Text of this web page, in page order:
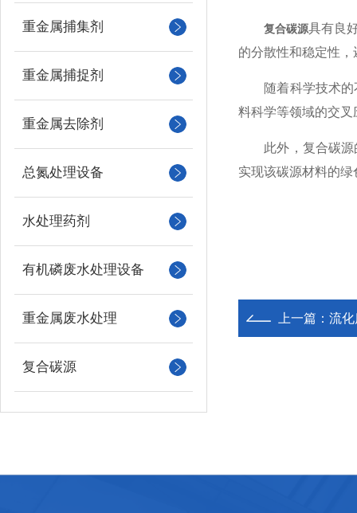
重金属捕集剂
重金属捕捉剂
重金属去除剂
总氮处理设备
水处理药剂
有机磷废水处理设备
重金属废水处理
复合碳源
复合碳源具有良
的分散性和稳定性
随着科学技术的不
料科学等领域的交
此外，复合碳源的
实现该碳源材料的
上一篇： 流